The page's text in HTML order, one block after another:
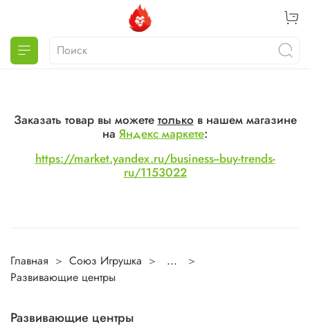
Заказать товар вы можете только в нашем магазине
на Яндекс маркете:
https://market.yandex.ru/business--buy-trends-
ru/1153022
Главная Союз Игрушка
...
Развивающие центры
Развивающие центры